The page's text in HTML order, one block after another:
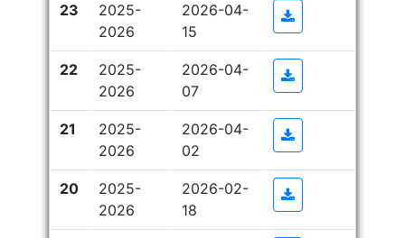
23
2025-
2026
2026-04-
15
Plus
22
2025-
2026
2026-04-
07
Plus
21
2025-
2026
2026-04-
02
Plus
20
2025-
2026
2026-02-
18
Plus